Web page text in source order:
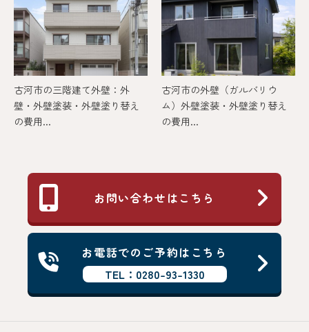
古河市の三階建て外壁：外
壁・外壁塗装・外壁塗り替え
の費用...
古河市の外壁（ガルバリウ
ム）外壁塗装・外壁塗り替え
の費用...
お問い合わせはこちら
お電話でのご予約はこちら
TEL：0280-93-1330